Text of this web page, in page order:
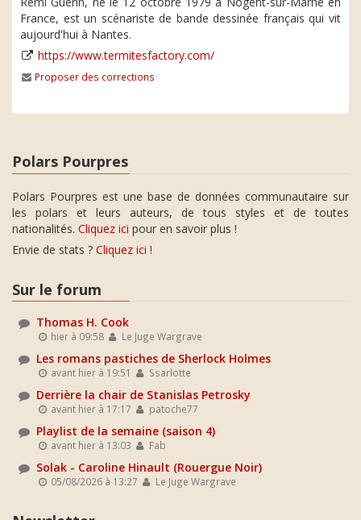
France, est un scénariste de bande dessinée français qui vit
aujourd'hui à Nantes.
https://www.termitesfactory.com/
Proposer des corrections
Polars Pourpres
Polars Pourpres est une base de données communautaire sur
les polars et leurs auteurs, de tous styles et de toutes
nationalités. Cliquez ici pour en savoir plus !
Envie de stats ? Cliquez ici !
Sur le forum
Thomas H. Cook
hier à 09:58 Le Juge Wargrave
Les romans pastiches de Sherlock Holmes
avant hier à 19:51 Ssarlotte
Derrière la chair de Stanislas Petrosky
avant hier à 17:17 patoche77
Playlist de la semaine (saison 4)
avant hier à 13:03 Fab
Solak - Caroline Hinault (Rouergue Noir)
05/08/2026 à 13:27 Le Juge Wargrave